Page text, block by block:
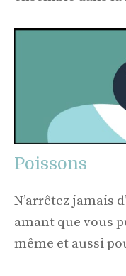
Poissons
N’arrêtez jamais
amant que vous
même et aussi